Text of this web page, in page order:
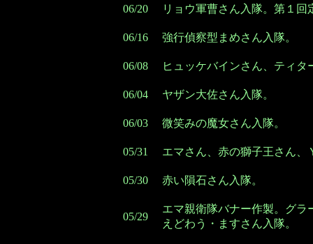
06/20 リョウ軍曹さん入隊。第１回
06/16 強行偵察型まめさん入隊。
06/08 ヒュッケバインさん、ティ
06/04 ヤザン大佐さん入隊。
06/03 微笑みの魔女さん入隊。
05/31 エマさん、赤の獅子王さん
05/30 赤い隕石さん入隊。
05/29
エマ親衛隊バナー作製。グラ
えどわう・ますさん入隊。